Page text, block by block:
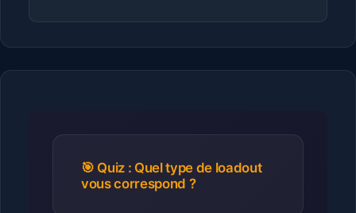
🎯 Quiz : Quel type de loadout
vous correspond ?